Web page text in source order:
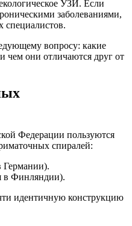
УЗИ. Если
заболеваниями,
специалистов.
вопросу: какие
чем они отличаются друг от
Федерации пользуются
спиралей:
Германии).
в Финляндии).
идентичную конструкцию